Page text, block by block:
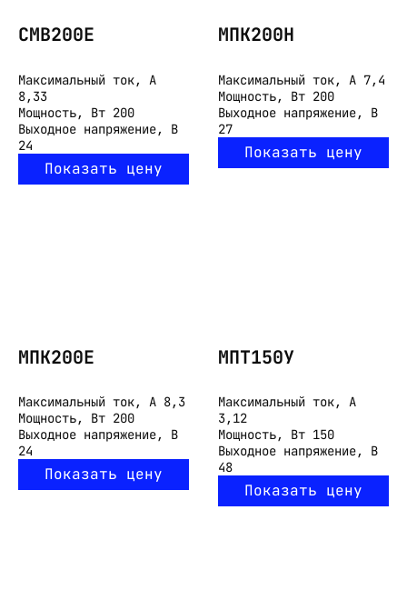
СМВ200Е
Максимальный ток, А
8,33
Мощность, Вт 200
Выходное напряжение, В
24
Показать цену
МПК200Н
Максимальный ток, А 7,4
Мощность, Вт 200
Выходное напряжение, В
27
Показать цену
МПК200Е
Максимальный ток, А 8,3
Мощность, Вт 200
Выходное напряжение, В
24
Показать цену
МПТ150У
Максимальный ток, А
3,12
Мощность, Вт 150
Выходное напряжение, В
48
Показать цену